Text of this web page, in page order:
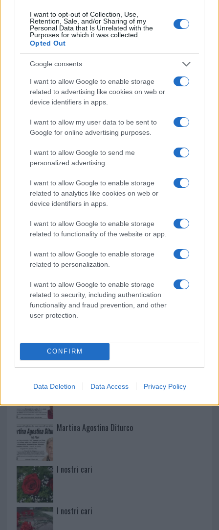
I want to opt-out of Collection, Use,
Retention, Sale, and/or Sharing of my
Personal Data that Is Unrelated with the
Purposes for which it was collected.
Opted Out
Google consents
I want to allow Google to enable storage
related to advertising like cookies on web or
device identifiers in apps.
I want to allow my user data to be sent to
Google for online advertising purposes.
I want to allow Google to send me
personalized advertising.
I want to allow Google to enable storage
related to analytics like cookies on web or
device identifiers in apps.
I want to allow Google to enable storage
related to functionality of the website or app.
I want to allow Google to enable storage
related to personalization.
I want to allow Google to enable storage
related to security, including authentication
functionality and fraud prevention, and other
user protection.
CONFIRM
Data Deletion Data Access Privacy Policy
Auto finisce contro un muretto, un ferito ad
Arzachena
Incidente a Baia Sardinia, scontro tra auto e
moto: un ferito
Olbia, le previsioni meteo per lunedì 10 agosto
2026
Le ultime offerte di lavoro a Olbia e in Gallura
Cumuli di rifiuti a Santa Teresa Gallura, la
segnalazione dei residenti
NECROLOGIE
Mario Malu
Paolo Pinna
Martina Agostina Diturco
I nostri cari
I nostri cari